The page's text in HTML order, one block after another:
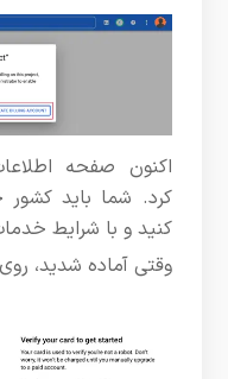
اکنون صفحه
کرد. شما باید
کنید و با شرایط
وقتی آماده شدید،